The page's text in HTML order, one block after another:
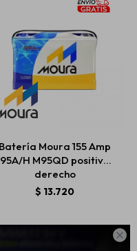

Batería Moura 155 Amp
95A/H M95QD positivo
derecho
$ 13.720